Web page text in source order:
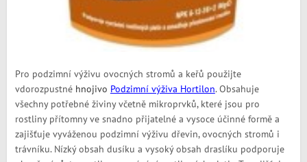
Pro podzimní výživu ovocných stromů a keřů použijte
vdorozpustné hnojivo Podzimní výživa Hortilon. Obsahuje
všechny potřebné živiny včetně mikroprvků, které jsou pro
rostliny přítomny ve snadno přijatelné a vysoce účinné formě a
zajišťuje vyváženou podzimní výživu dřevin, ovocných stromů i
trávníku. Nízký obsah dusíku a vysoký obsah draslíku podporuje